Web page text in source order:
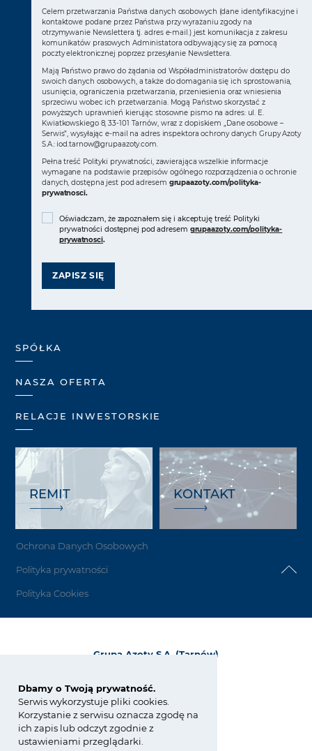
Dbamy o Twoją prywatność.
Serwis wykorzystuje pliki cookies.
Korzystanie z serwisu oznacza zgodę na
ich zapis lub odczyt zgodnie z
ustawieniami przeglądarki.
Celem przetwarzania Państwa danych osobowych (dane identyfikacyjne i
kontaktowe podane przez Państwa przy wyrażaniu zgody na
otrzymywanie Newslettera tj. adres e-mail.) jest komunikacja z zakresu
komunikatów prasowych Administatora odbywający się za pomocą
poczty elektronicznej poprzez przesyłanie Newslettera.
Mają Państwo prawo do żądania od Współadministratorów dostępu do
swoich danych osobowych, a także do domagania się ich sprostowania,
usunięcia, ograniczenia przetwarzania, przeniesienia oraz wniesienia
sprzeciwu wobec ich przetwarzania. Mogą Państwo skorzystać z
powyższych uprawnień kierując stosowne pismo na adres: ul. E.
Kwiatkowskiego 8, 33-101 Tarnów, wraz z dopiskiem „Dane osobowe –
Serwis”, wysyłając e-mail na adres inspektora ochrony danych Grupy Azoty
S.A.: iod.tarnow@grupaazoty.com.
Pełna treść Polityki prywatności, zawierająca wszelkie informacje
wymagane na podstawie przepisów ogólnego rozporządzenia o ochronie
danych, dostępna jest pod adresem grupaazoty.com/polityka-
prywatnosci.
Oświadczam, że zapoznałem się i akceptuję treść Polityki
prywatności dostępnej pod adresem grupaazoty.com/polityka-
prywatnosci.
ZAPISZ SIĘ
SPÓŁKA
NASZA OFERTA
RELACJE INWESTORSKIE
REMIT KONTAKT
Ochrona Danych Osobowych
Polityka prywatności
Polityka Cookies
Grupa Azoty S.A. (Tarnów)
33-101 Tarnów, Polska
tel.:+48 14 637 37 37
fax: +48 14 633 07 18
tarnow@grupaazoty.com